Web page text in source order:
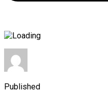
Published